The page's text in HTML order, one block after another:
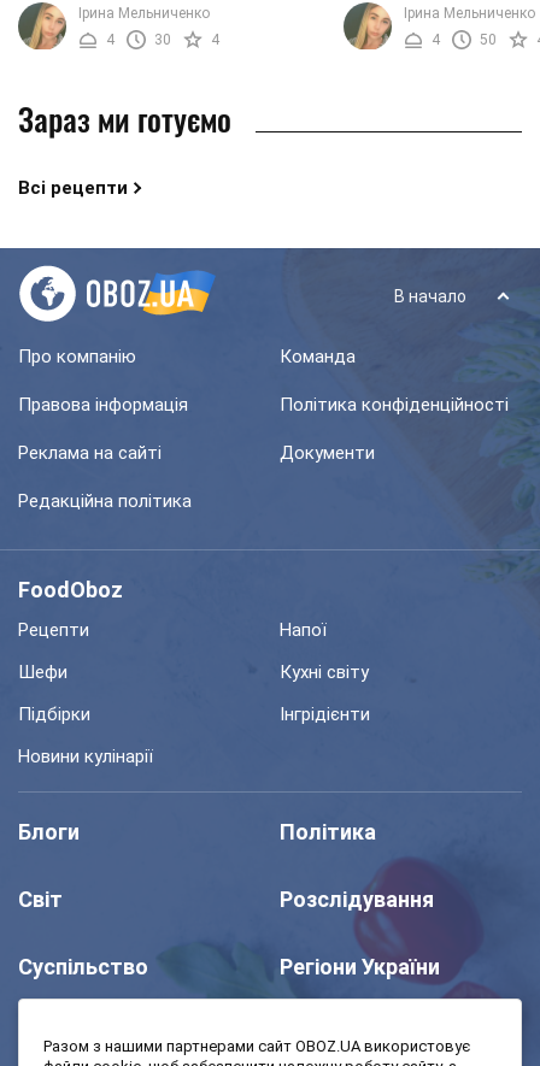
вміють далеко не всі кухарі.
Пропонуємо вашій ...
Ірина Мельниченко
4
30 4
обробки. Для
використовують ...
Ірина Мельниченко
4
50
Зараз ми готуємо
Всі рецепти
В начало
Про компанію Команда
Правова інформація Політика конфіденційності
Реклама на сайті Документи
Редакційна політика
FoodOboz
Рецепти
Напої
Шефи
Кухні світу
Підбірки
Інгрідієнти
Новини кулінарії
Блоги Політика
Світ Розслідування
Суспільство Регіони України
Шоу Спорт
Разом з нашими партнерами сайт OBOZ.UA використовує